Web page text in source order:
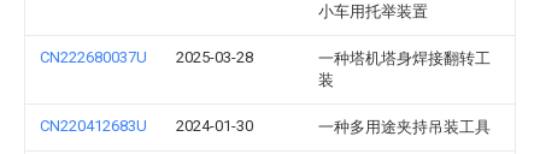
小车用托举装置
CN222680037U 2025-03-28
一种塔机塔身焊接翻转工
装
CN220412683U 2024-01-30 一种多用途夹持吊装工具